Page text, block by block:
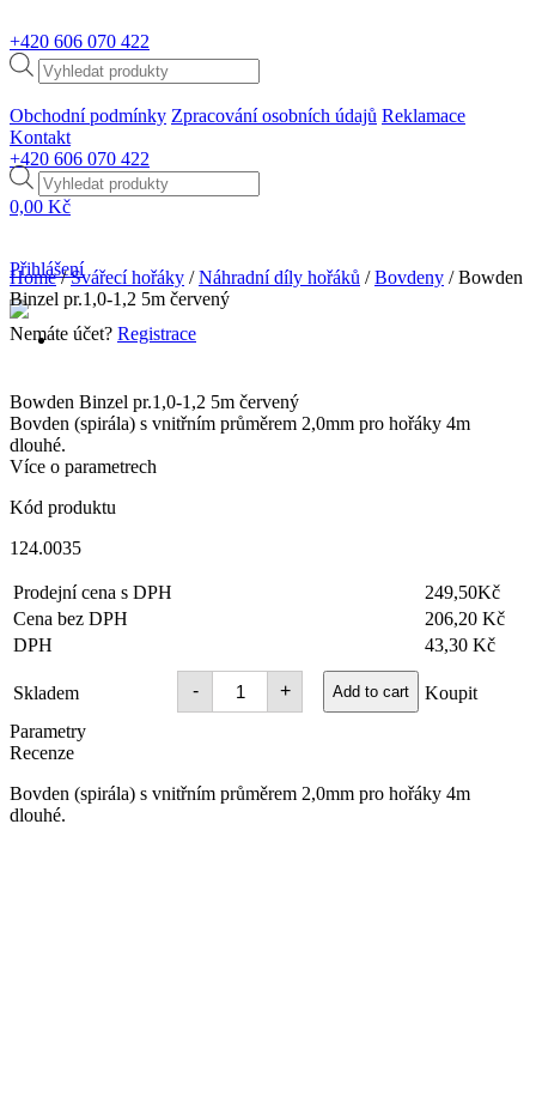
+420 606 070 422
Products
search
Obchodní podmínky Zpracování osobních údajů Reklamace
Kontakt
+420 606 070 422
Products
search
0,00 Kč
Přihlášení
Nemáte účet? Registrace
Home/Svářecí hořáky /Náhradní díly hořáků /Bovdeny / Bowden
Binzel pr.1,0-1,2 5m červený
Bowden Binzel pr.1,0-1,2 5m červený
Bovden (spirála) s vnitřním průměrem 2,0mm pro hořáky 4m
dlouhé.
Více o parametrech
Kód produktu
124.0035
Prodejní cena s DPH
249,50Kč
Cena bez DPH
206,20 Kč
DPH
43,30 Kč
Skladem -
Bowden
Binzel
pr.1,0-
quantity
+ Add to cart
Koupit
Parametry
Recenze
Bovden (spirála) s vnitřním průměrem 2,0mm pro hořáky 4m
dlouhé.